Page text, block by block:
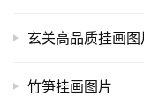
玄关高品质挂画图
竹笋挂画图片